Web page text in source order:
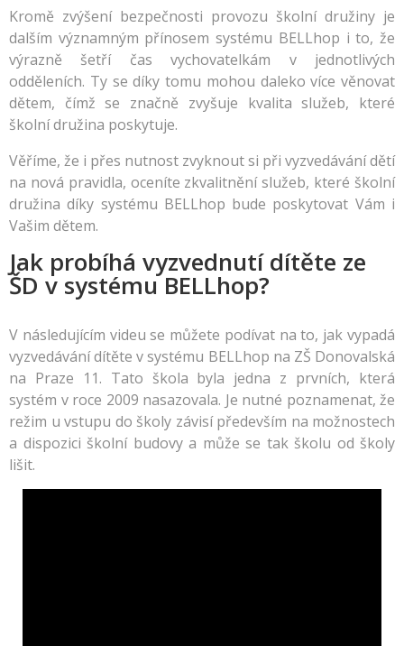
Kromě zvýšení bezpečnosti provozu školní družiny je
dalším významným přínosem systému BELLhop i to, že
výrazně šetří čas vychovatelkám v jednotlivých
odděleních. Ty se díky tomu mohou daleko více věnovat
dětem, čímž se značně zvyšuje kvalita služeb, které
školní družina poskytuje.
Věříme, že i přes nutnost zvyknout si při vyzvedávání dětí
na nová pravidla, oceníte zkvalitnění služeb, které školní
družina díky systému BELLhop bude poskytovat Vám i
Vašim dětem.
Jak probíhá vyzvednutí dítěte ze
ŠD v systému BELLhop?
V následujícím videu se můžete podívat na to, jak vypadá
vyzvedávání dítěte v systému BELLhop na ZŠ Donovalská
na Praze 11. Tato škola byla jedna z prvních, která
systém v roce 2009 nasazovala. Je nutné poznamenat, že
režim u vstupu do školy závisí především na možnostech
a dispozici školní budovy a může se tak školu od školy
lišit.